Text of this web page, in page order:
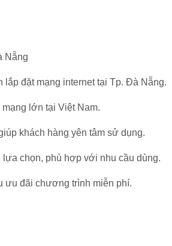
Nẵng
lắp đặt mạng internet tại Tp. Đà Nẵng.
lớn tại Việt Nam.
khách hàng yên tâm sử dụng.
chọn, phù hợp với nhu cầu dùng.
ưu đãi chương trình miễn phí.